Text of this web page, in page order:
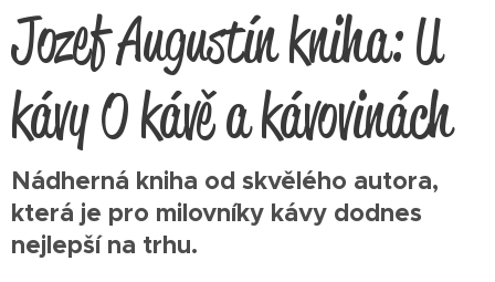
Jozef Augustín kniha: U
kávy O kávě a kávovinách
Nádherná kniha od skvělého autora,
která je pro milovníky kávy dodnes
nejlepší na trhu.